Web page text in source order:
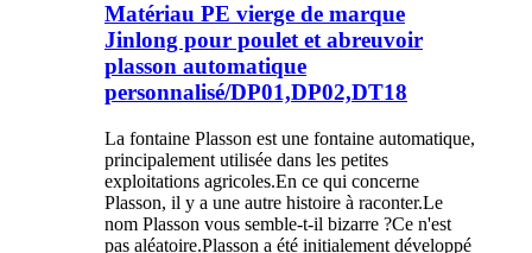
Matériau PE vierge de marque
Jinlong pour poulet et abreuvoir
plasson automatique
personnalisé/DP01,DP02,DT18
La fontaine Plasson est une fontaine automatique,
principalement utilisée dans les petites
exploitations agricoles.En ce qui concerne
Plasson, il y a une autre histoire à raconter.Le
nom Plasson vous semble-t-il bizarre ?Ce n'est
pas aléatoire.Plasson a été initialement développé